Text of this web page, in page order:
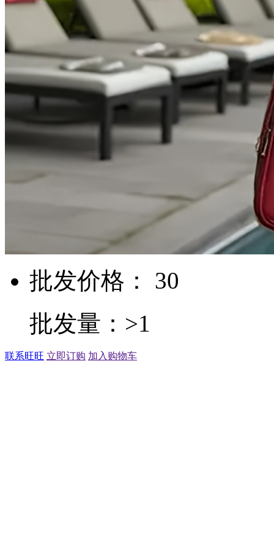
批发价格： 30
批发量：>1
联系旺旺 立即订购 加入购物车